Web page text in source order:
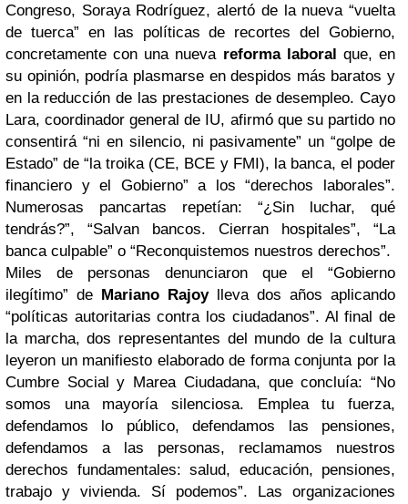
Congreso, Soraya Rodríguez, alertó de la nueva “vuelta
de tuerca” en las políticas de recortes del Gobierno,
concretamente con una nueva reforma laboral que, en
su opinión, podría plasmarse en despidos más baratos y
en la reducción de las prestaciones de desempleo. Cayo
Lara, coordinador general de IU, afirmó que su partido no
consentirá “ni en silencio, ni pasivamente” un “golpe de
Estado” de “la troika (CE, BCE y FMI), la banca, el poder
financiero y el Gobierno” a los “derechos laborales”.
Numerosas pancartas repetían: “¿Sin luchar, qué
tendrás?”, “Salvan bancos. Cierran hospitales”, “La
banca culpable” o “Reconquistemos nuestros derechos”.
Miles de personas denunciaron que el “Gobierno
ilegítimo” de Mariano Rajoylleva dos años aplicando
“políticas autoritarias contra los ciudadanos”. Al final de
la marcha, dos representantes del mundo de la cultura
leyeron un manifiesto elaborado de forma conjunta por la
Cumbre Social y Marea Ciudadana, que concluía: “No
somos una mayoría silenciosa. Emplea tu fuerza,
defendamos lo público, defendamos las pensiones,
defendamos a las personas, reclamamos nuestros
derechos fundamentales: salud, educación, pensiones,
trabajo y vivienda. Sí podemos”. Las organizaciones